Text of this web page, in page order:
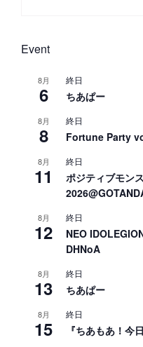
Event
8月
6
終日
ちあぱー
8月
8
終日
Fortune Party
8月
11
終日
ポジティブモン
8月
12
終日
NEO
DHNoA
8月
13
終日
ちあぱー
8月
15
終日
『ちあもあ！今